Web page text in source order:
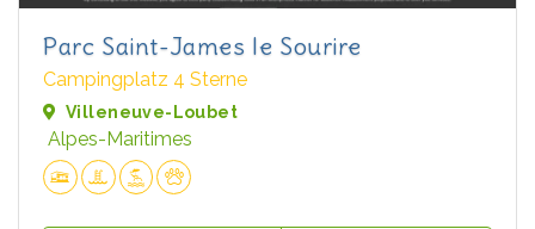
Parc Saint-James le Sourire
Campingplatz 4 Sterne
Villeneuve-Loubet
Alpes-Maritimes